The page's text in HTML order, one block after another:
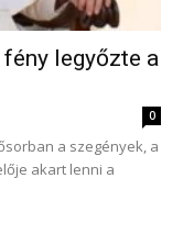
legyőzte a
0
a szegények, a
akart lenni a